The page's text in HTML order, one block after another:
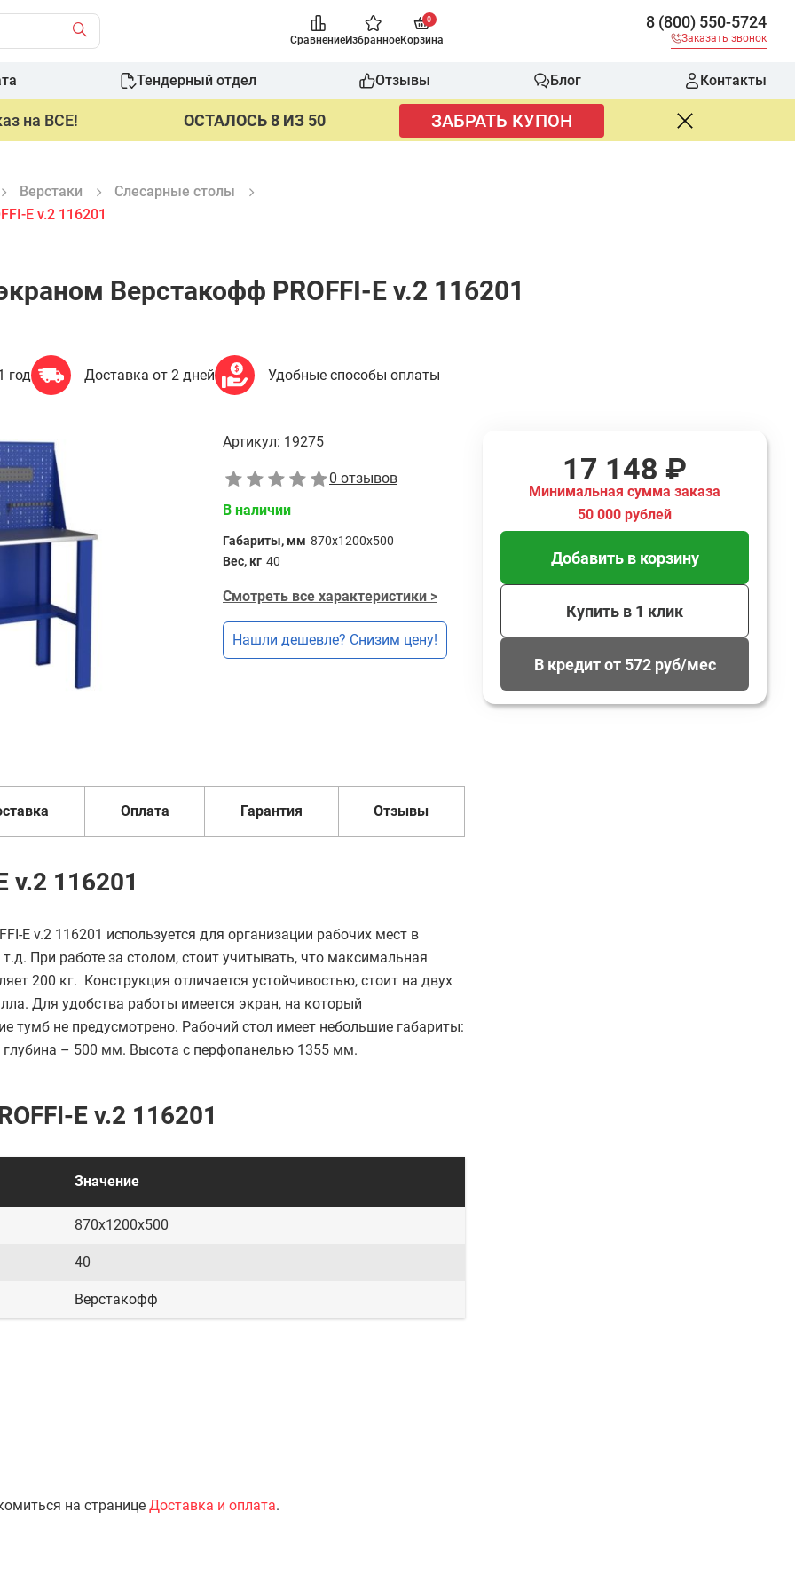
СравнениеИзбранное
0
Корзина
8 (800) 550-5724
Заказать звонок
Тендерный отдел Отзывы Блог Контакты
на ВСЕ! ОСТАЛОСЬ 8 ИЗ 50 ЗАБРАТЬ КУПОН
Верстаки
Слесарные столы
E v.2 116201
Верстакофф PROFFI-E v.2 116201
год Доставка от 2 дней Удобные способы оплаты
Артикул: 19275
0 отзывов
В наличии
Габариты, мм 870x1200x500
Вес, кг 40
Смотреть все характеристики >
Нашли дешевле? Снизим цену!
Оплата Гарантия Отзывы
v.2 116201
E v.2 116201 используется для организации рабочих мест в
При работе за столом, стоит учитывать, что максимальная
200 кг. Конструкция отличается устойчивостью, стоит на двух
Для удобства работы имеется экран, на который
тумб не предусмотрено. Рабочий стол имеет небольшие габариты:
– 500 мм. Высота с перфопанелью 1355 мм.
E v.2 116201
Значение
870x1200x500
40
Верстакофф
на странице Доставка и оплата.
17 148 ₽
Минимальная сумма заказа
50 000 рублей
Добавить в корзину
Купить в 1 клик
В кредит от 572 руб/мес